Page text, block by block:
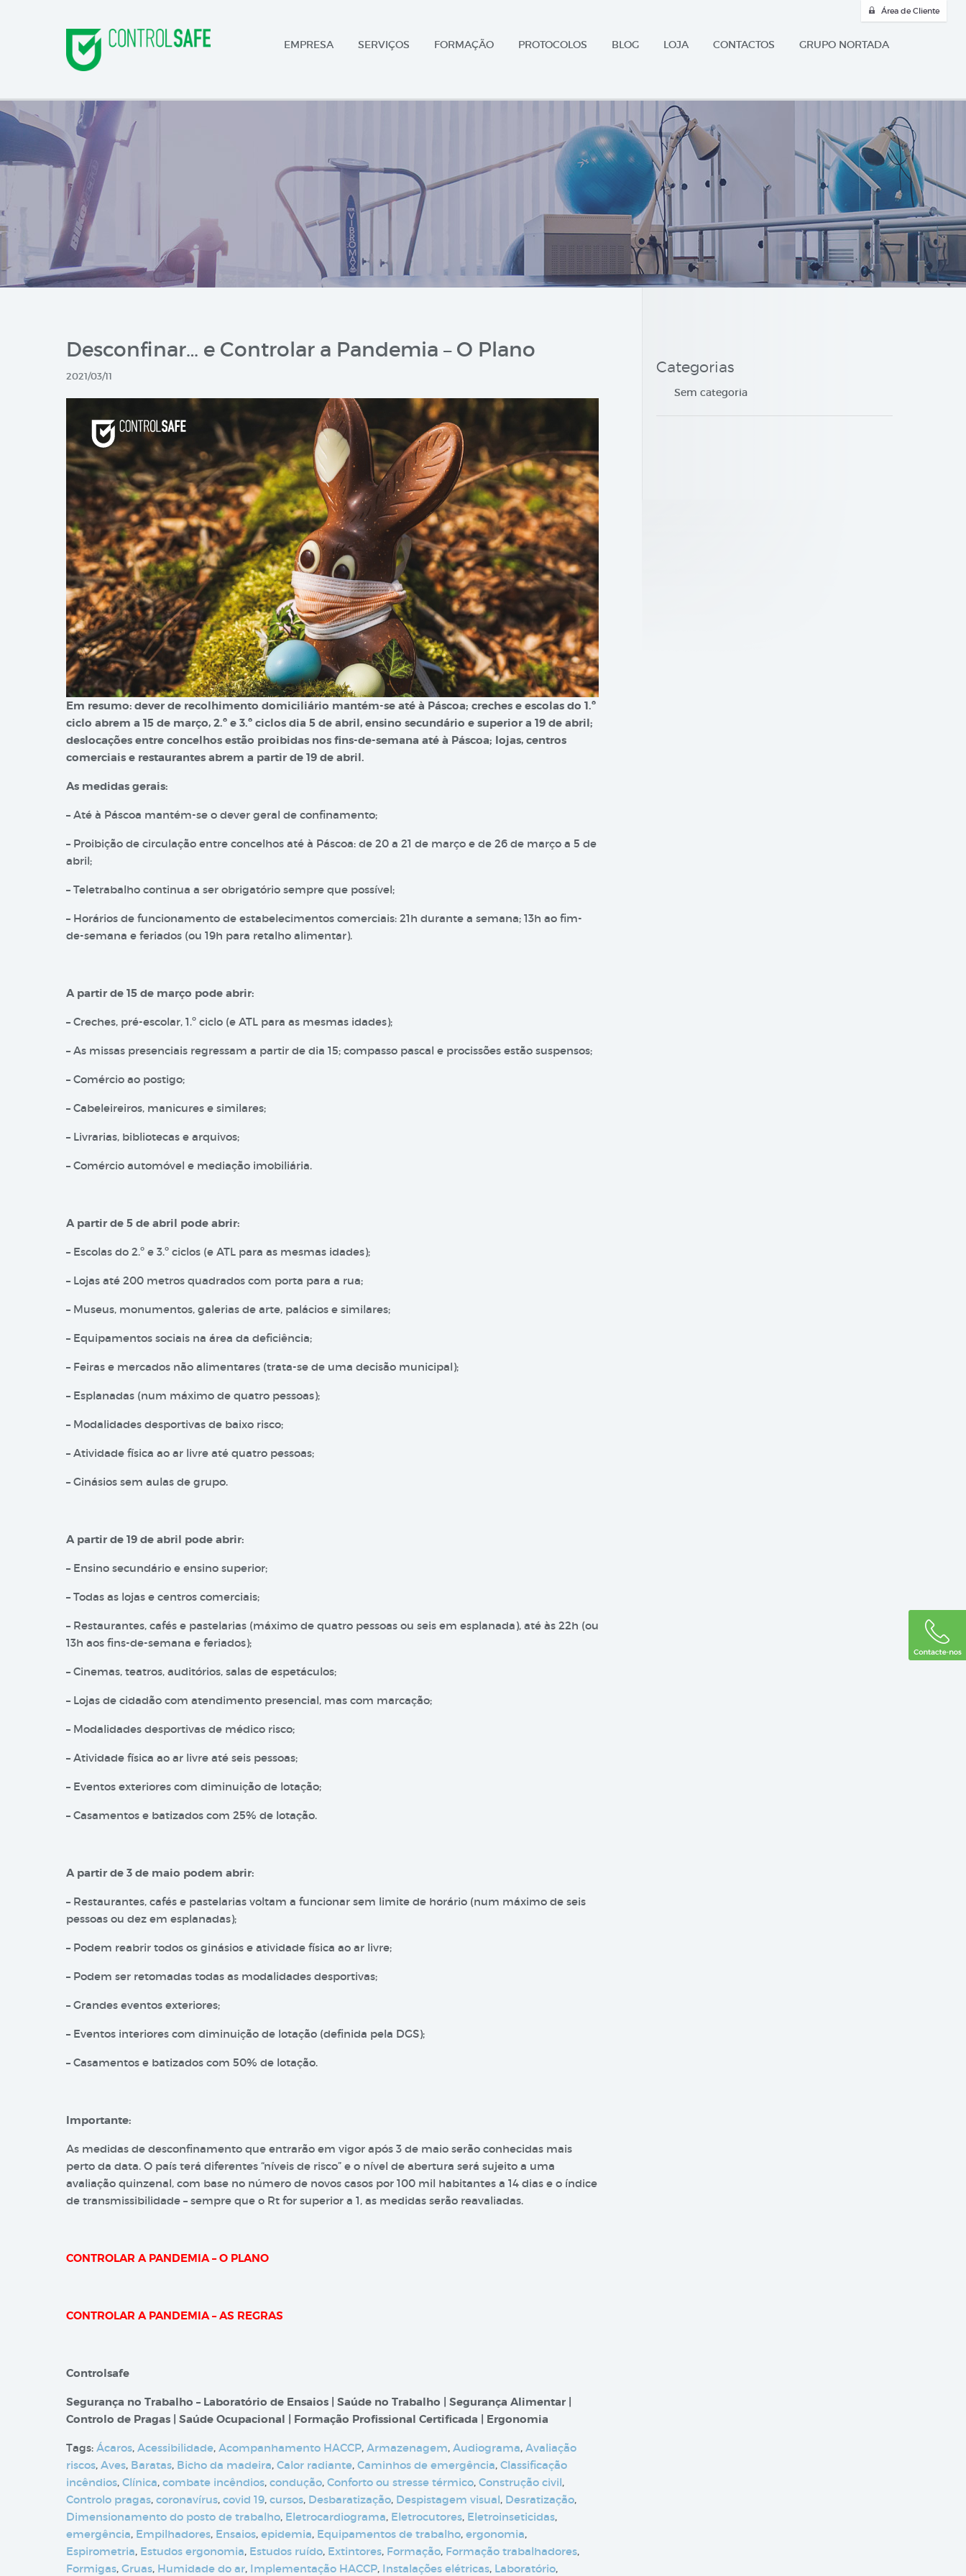
Área de Cliente
EMPRESA SERVIÇOS FORMAÇÃO PROTOCOLOS BLOG LOJA CONTACTOS GRUPO NORTADA
Desconfinar… e Controlar a Pandemia – O Plano
2021/03/11
Em resumo: dever de recolhimento domiciliário mantém-se até à Páscoa; creches e escolas do 1.º
ciclo abrem a 15 de março, 2.º e 3.º ciclos dia 5 de abril, ensino secundário e superior a 19 de abril;
deslocações entre concelhos estão proibidas nos fins-de-semana até à Páscoa; lojas, centros
comerciais e restaurantes abrem a partir de 19 de abril.
As medidas gerais:
– Até à Páscoa mantém-se o dever geral de confinamento;
– Proibição de circulação entre concelhos até à Páscoa: de 20 a 21 de março e de 26 de março a 5 de
abril;
– Teletrabalho continua a ser obrigatório sempre que possível;
– Horários de funcionamento de estabelecimentos comerciais: 21h durante a semana; 13h ao fim-
de-semana e feriados (ou 19h para retalho alimentar).
A partir de 15 de março pode abrir:
– Creches, pré-escolar, 1.º ciclo (e ATL para as mesmas idades);
– As missas presenciais regressam a partir de dia 15; compasso pascal e procissões estão suspensos;
– Comércio ao postigo;
– Cabeleireiros, manicures e similares;
– Livrarias, bibliotecas e arquivos;
– Comércio automóvel e mediação imobiliária.
A partir de 5 de abril pode abrir:
– Escolas do 2.º e 3.º ciclos (e ATL para as mesmas idades);
– Lojas até 200 metros quadrados com porta para a rua;
– Museus, monumentos, galerias de arte, palácios e similares;
– Equipamentos sociais na área da deficiência;
– Feiras e mercados não alimentares (trata-se de uma decisão municipal);
– Esplanadas (num máximo de quatro pessoas);
– Modalidades desportivas de baixo risco;
– Atividade física ao ar livre até quatro pessoas;
– Ginásios sem aulas de grupo.
A partir de 19 de abril pode abrir:
– Ensino secundário e ensino superior;
– Todas as lojas e centros comerciais;
– Restaurantes, cafés e pastelarias (máximo de quatro pessoas ou seis em esplanada), até às 22h (ou
13h aos fins-de-semana e feriados);
– Cinemas, teatros, auditórios, salas de espetáculos;
– Lojas de cidadão com atendimento presencial, mas com marcação;
– Modalidades desportivas de médico risco;
– Atividade física ao ar livre até seis pessoas;
– Eventos exteriores com diminuição de lotação;
– Casamentos e batizados com 25% de lotação.
A partir de 3 de maio podem abrir:
– Restaurantes, cafés e pastelarias voltam a funcionar sem limite de horário (num máximo de seis
pessoas ou dez em esplanadas);
– Podem reabrir todos os ginásios e atividade física ao ar livre;
– Podem ser retomadas todas as modalidades desportivas;
– Grandes eventos exteriores;
– Eventos interiores com diminuição de lotação (definida pela DGS);
– Casamentos e batizados com 50% de lotação.
Importante:
As medidas de desconfinamento que entrarão em vigor após 3 de maio serão conhecidas mais
perto da data. O país terá diferentes “níveis de risco” e o nível de abertura será sujeito a uma
avaliação quinzenal, com base no número de novos casos por 100 mil habitantes a 14 dias e o índice
de transmissibilidade – sempre que o Rt for superior a 1, as medidas serão reavaliadas.
CONTROLAR A PANDEMIA – O PLANO
CONTROLAR A PANDEMIA – AS REGRAS
Controlsafe
Segurança no Trabalho – Laboratório de Ensaios | Saúde no Trabalho | Segurança Alimentar |
Controlo de Pragas | Saúde Ocupacional | Formação Profissional Certificada | Ergonomia
Tags: Ácaros, Acessibilidade, Acompanhamento HACCP, Armazenagem, Audiograma, Avaliação
riscos, Aves, Baratas, Bicho da madeira, Calor radiante, Caminhos de emergência, Classificação
incêndios, Clínica, combate incêndios, condução, Conforto ou stresse térmico, Construção civil,
Controlo pragas, coronavírus, covid 19, cursos, Desbaratização, Despistagem visual, Desratização,
Dimensionamento do posto de trabalho, Eletrocardiograma, Eletrocutores, Eletroinseticidas,
emergência, Empilhadores, Ensaios, epidemia, Equipamentos de trabalho, ergonomia,
Espirometria, Estudos ergonomia, Estudos ruído, Extintores, Formação, Formação trabalhadores,
Formigas, Gruas, Humidade do ar, Implementação HACCP, Instalações elétricas, Laboratório,
Categorias
Sem categoria